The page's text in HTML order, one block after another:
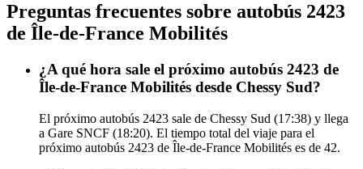
Preguntas frecuentes sobre autobús 2423
de Île-de-France Mobilités
¿A qué hora sale el próximo autobús 2423 de
Île-de-France Mobilités desde Chessy Sud?
El próximo autobús 2423 sale de Chessy Sud (17:38) y llega
a Gare SNCF (18:20). El tiempo total del viaje para el
próximo autobús 2423 de Île-de-France Mobilités es de 42.